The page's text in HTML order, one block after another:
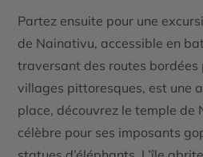
Partez ensuite pour une
de Nainativu, accessible en
traversant des routes bordées
villages pittoresques, est une
place, découvrez letemple de
célèbre pour ses imposants